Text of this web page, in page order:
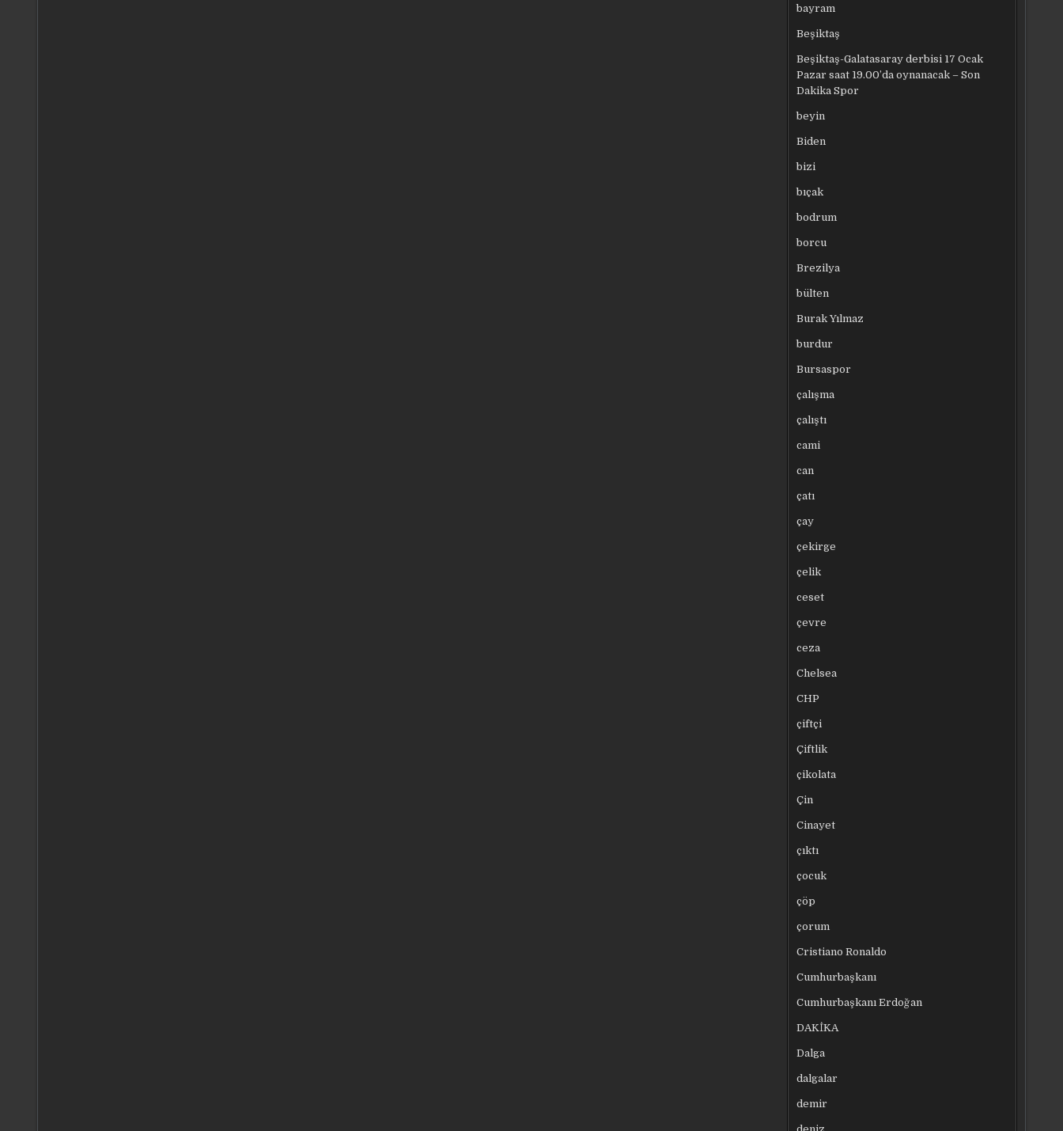
bayram
Beşiktaş
Beşiktaş-Galatasaray derbisi 17 Ocak
Pazar saat 19.00’da oynanacak – Son
Dakika Spor
beyin
Biden
bizi
bıçak
bodrum
borcu
Brezilya
bülten
Burak Yılmaz
burdur
Bursaspor
çalışma
çalıştı
cami
can
çatı
çay
çekirge
çelik
ceset
çevre
ceza
Chelsea
CHP
çiftçi
Çiftlik
çikolata
Çin
Cinayet
çıktı
çocuk
çöp
çorum
Cristiano Ronaldo
Cumhurbaşkanı
Cumhurbaşkanı Erdoğan
DAKİKA
Dalga
dalgalar
demir